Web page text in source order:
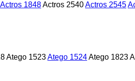
Actros 1848Actros 2540Actros 2545
Atego 1523Atego 1524Atego 1823